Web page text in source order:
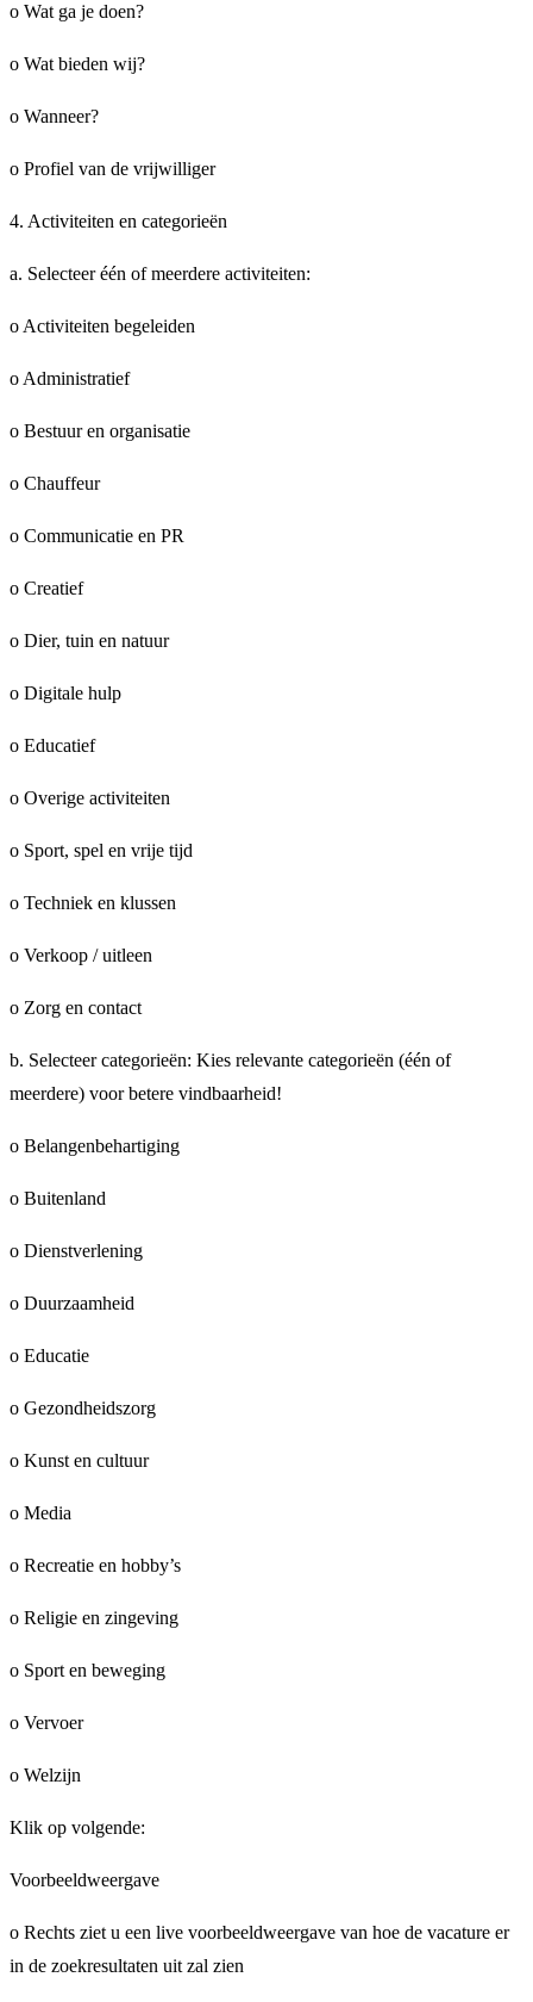
o Wat ga je doen?
o Wat bieden wij?
o Wanneer?
o Profiel van de vrijwilliger
4. Activiteiten en categorieën
a. Selecteer één of meerdere activiteiten:
o Activiteiten begeleiden
o Administratief
o Bestuur en organisatie
o Chauffeur
o Communicatie en PR
o Creatief
o Dier, tuin en natuur
o Digitale hulp
o Educatief
o Overige activiteiten
o Sport, spel en vrije tijd
o Techniek en klussen
o Verkoop / uitleen
o Zorg en contact
b. Selecteer categorieën: Kies relevante categorieën (één of
meerdere) voor betere vindbaarheid!
o Belangenbehartiging
o Buitenland
o Dienstverlening
o Duurzaamheid
o Educatie
o Gezondheidszorg
o Kunst en cultuur
o Media
o Recreatie en hobby’s
o Religie en zingeving
o Sport en beweging
o Vervoer
o Welzijn
Klik op volgende:
Voorbeeldweergave
o Rechts ziet u een live voorbeeldweergave van hoe de vacature er
in de zoekresultaten uit zal zien